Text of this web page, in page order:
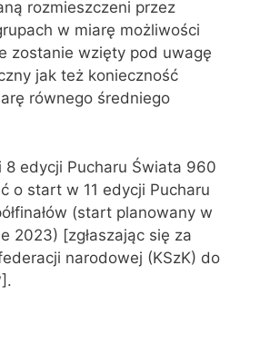
rozmieszczeni przez
w miarę możliwości
zostanie wzięty pod uwagę
jak też konieczność
równego średniego
8 edycji Pucharu Świata 960
o start w 11 edycji Pucharu
(start planowany w
2023) [zgłaszając się za
narodowej (KSzK) do